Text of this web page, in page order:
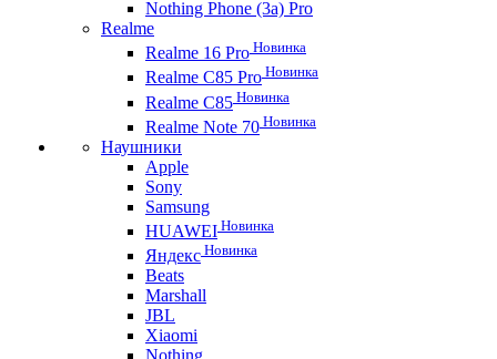
Nothing Phone (3a) Pro
Realme
Realme 16 Pro Новинка
Realme C85 Pro Новинка
Realme C85 Новинка
Realme Note 70 Новинка
Наушники
Apple
Sony
Samsung
HUAWEI Новинка
Яндекс Новинка
Beats
Marshall
JBL
Xiaomi